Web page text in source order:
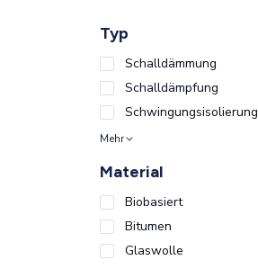
Typ
Schalldämmung
Schalldämpfung
Schwingungsisolierung
Mehr
Material
Biobasiert
Bitumen
Glaswolle